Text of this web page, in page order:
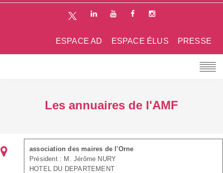
PRESSE
ESPACE ÉLUS
ESPACE AD
Les annuaires de l'AMF
association des maires de l'Orne
Président : M. Jérôme NURY
HOTEL DU DEPARTEMENT